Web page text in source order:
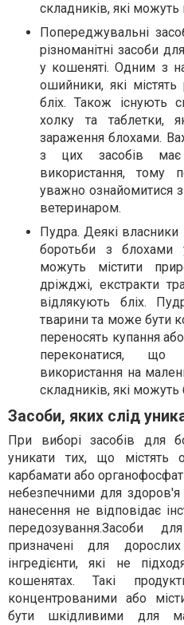
складників, які
Попереджувальні
різноманітні засоби
у кошеняті. Одним з
ошийники, які
бліх. Також існують
холку та таблетки,
зараження блохами.
з цих засобів має
використання, тому
уважно ознайомитися
ветеринаром.
Пудра. Деякі
боротьби з блохами
можуть містити
дріжджі, екстракти
відлякують бліх.
тварини та може бути
переносять купання
переконатися,
використання на
складників, які
Засоби, яких слід
При виборі засобів для
уникати тих, що містять
карбамати або
небезпечними для
нанесення не відповідає
передозування.Засоби
призначені для
інгредієнти, які не
кошенятах. Такі
концентрованими або
бути шкідливими для